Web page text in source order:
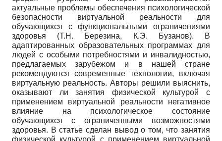
актуальные проблемы обеспечения психологической
безопасности виртуальной реальности для
обучающихся с функциональными ограничениями
здоровья (Т.Н. Березина, К.Э. Бузанов). В
адаптированных образовательных программах для
людей с особыми потребностями и инвалидностью,
предлагаемых зарубежом и в нашей стране
рекомендуются современные технологии, включая
виртуальную реальность. Авторы решили выяснить,
оказывают ли занятия физической культурой с
применением виртуальной реальности негативное
влияние на психологическое состояние
обучающихся с ограниченными возможностями
здоровья. В статье сделан вывод о том, что занятия
физической культурой с применением виртуальной